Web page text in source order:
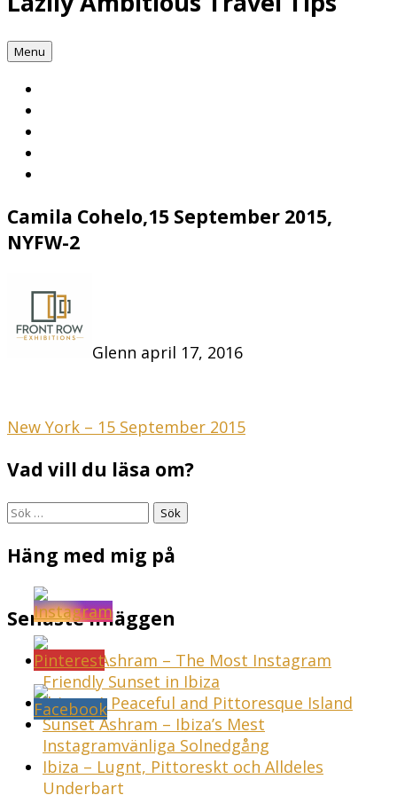
Menu
Camila Cohelo,15 September 2015,
NYFW-2
Glenn april 17, 2016
Inläggsnavigering
New York – 15 September 2015
Vad vill du läsa om?
Sök
Häng med mig på
Senaste inläggen
Sunset Ashram – The Most Instagram
Friendly Sunset in Ibiza
Ibiza – A Peaceful and Pittoresque Island
Sunset Ashram – Ibiza’s Mest
Instagramvänliga Solnedgång
Ibiza – Lugnt, Pittoreskt och Alldeles
Underbart